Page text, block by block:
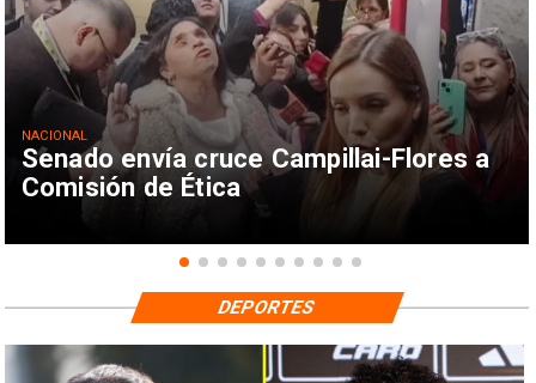
Senado envía cruce Campillai-Flores a
Comisión de Ética
NACIONAL
DEPORTES